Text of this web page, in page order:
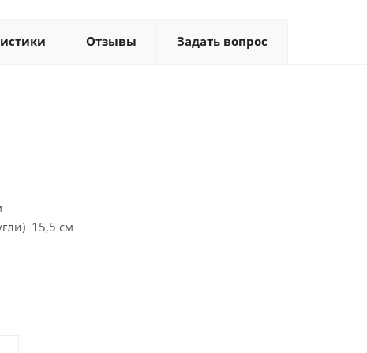
Отзывы Задать вопрос
15,5 см